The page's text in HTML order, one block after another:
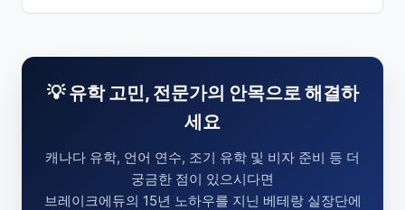
💡 유학 고민, 전문가의 안목으로 해결하
세요
캐나다 유학, 언어 연수, 조기 유학 및 비자 준비 등 더
궁금한 점이 있으시다면
브레이크에듀의 15년 노하우를 지닌 베테랑 실장단에